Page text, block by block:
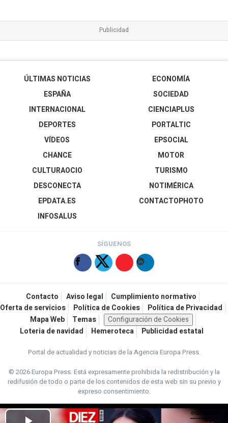
ÚLTIMAS NOTICIAS
ESPAÑA
INTERNACIONAL
DEPORTES
VÍDEOS
ECONOMÍA
SOCIEDAD
CIENCIAPLUS
PORTALTIC
EPSOCIAL
CHANCE
CULTURAOCIO
DESCONECTA
EPDATA.ES
INFOSALUS
MOTOR
TURISMO
NOTIMÉRICA
CONTACTOPHOTO
SÍGUENOS
Contacto Aviso legal
Cumplimiento normativo
Oferta de servicios
Política de Cookies
Política de Privacidad
Mapa Web
Temas
Configuración de Cookies
Loteria de navidad
Hemeroteca Publicidad estatal
Portal de actualidad y noticias de la Agencia Europa Press.
© 2026 Europa Press.Está expresamente prohibida la redistribución y la
redifusión de todo o parte de los contenidos de esta web sin su previo y
expreso consentimiento.